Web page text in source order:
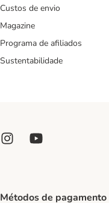
Custos de envio
Magazine
Programa de afiliados
Sustentabilidade
Métodos de pagamento